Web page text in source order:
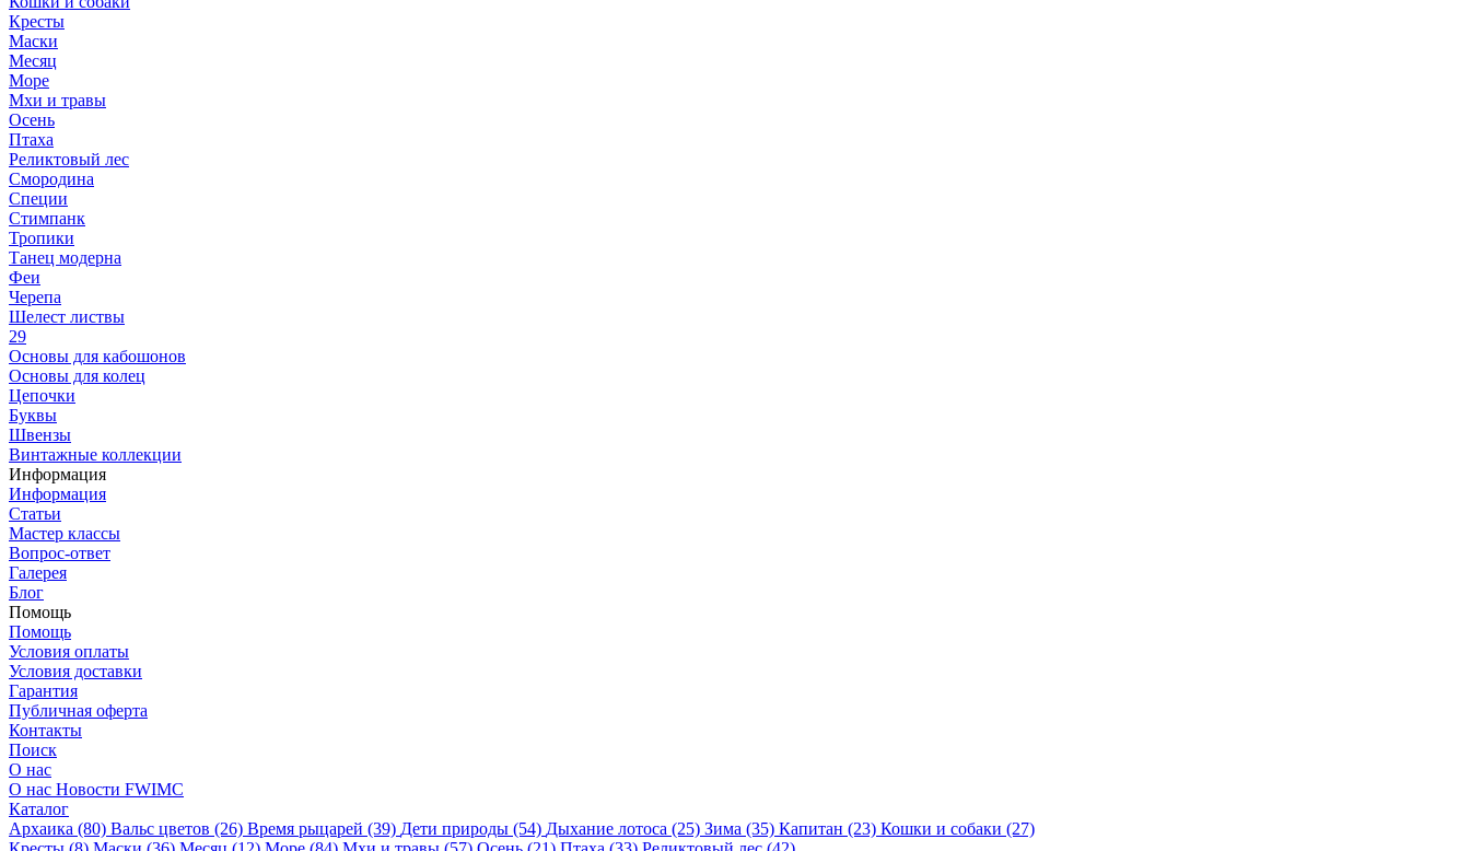
Кресты
Маски
Месяц
Море
Мхи и травы
Осень
Птаха
Реликтовый лес
Смородина
Специи
Стимпанк
Тропики
Танец модерна
Феи
Черепа
Шелест листвы
29
Основы для кабошонов
Основы для колец
Цепочки
Буквы
Швензы
Винтажные коллекции
Информация
Информация
Статьи
Мастер классы
Вопрос-ответ
Галерея
Блог
Помощь
Помощь
Условия оплаты
Условия доставки
Гарантия
Публичная оферта
Контакты
Поиск
О нас
О нас Новости FWIMC
Каталог
Архаика (80) Вальс цветов (26) Время рыцарей (39) Дети природы (54) Дыхание лотоса (25) Зима (35) Капитан (23) Кошки и собаки (27)